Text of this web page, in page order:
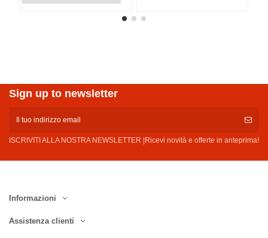
Sign up to newsletter
ISCRIVITI ALLA NOSTRA NEWSLETTER |Ricevi novità e offerte in anteprima!
Informazioni
Assistenza clienti